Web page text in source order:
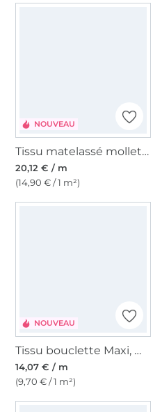
NOUVEAU
Tissu matelassé molletoné velours Fleurs, baies
20,12 € / m
(14,90 € / 1 m²)
NOUVEAU
Tissu bouclette Maxi, marron foncé
14,07 € / m
(9,70 € / 1 m²)